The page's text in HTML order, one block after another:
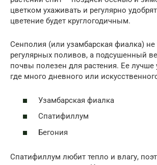
цветком ухаживать и регулярно
цветение будет круглогодичным.
Сенполия (или узамбарская фиалка) не
регулярных поливов, а подсушенный
почвы полезен для растения. Ее лучше
где много дневного или
Узамбарская фиалка
Спатифиллум
Бегония
Спатифиллум любит тепло и влагу,